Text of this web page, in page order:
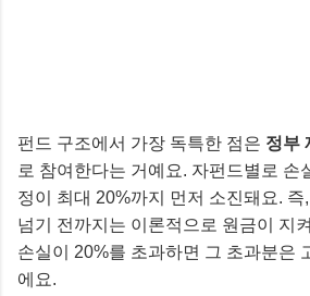
펀드 구조에서 가장 독특한 점은 정부
로 참여한다는 거예요. 자펀드별로 손
정이 최대 20%까지 먼저 소진돼요.
넘기 전까지는 이론적으로 원금이 지
손실이 20%를 초과하면 그 초과분은
에요.